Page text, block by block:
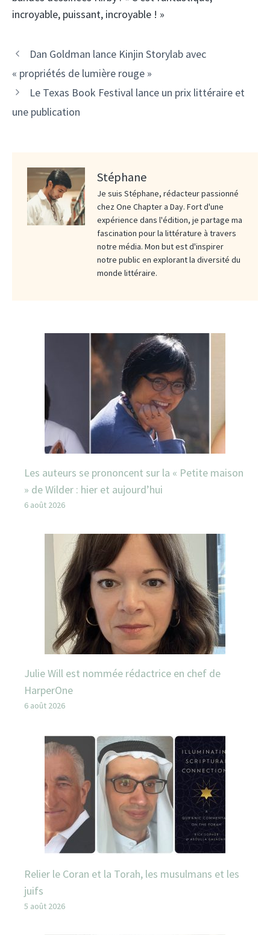
incroyable, puissant, incroyable ! »
Dan Goldman lance Kinjin Storylab avec
« propriétés de lumière rouge »
Le Texas Book Festival lance un prix littéraire et
une publication
Stéphane
Je suis Stéphane, rédacteur passionné
chez One Chapter a Day. Fort d'une
expérience dans l'édition, je partage ma
fascination pour la littérature à travers
notre média. Mon but est d'inspirer
notre public en explorant la diversité du
monde littéraire.
Les auteurs se prononcent sur la « Petite maison
» de Wilder : hier et aujourd’hui
6 août 2026
Julie Will est nommée rédactrice en chef de
HarperOne
6 août 2026
Relier le Coran et la Torah, les musulmans et les
juifs
5 août 2026